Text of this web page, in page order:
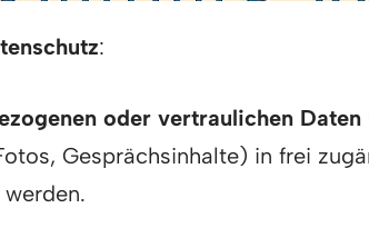
:
oder vertraulichen Daten
Gesprächsinhalte) in frei